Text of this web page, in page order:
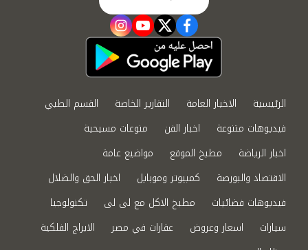
facebook
twitter
youtube
instagram
الرئيسية الاخبار العامة التقارير الخاصة
القسم الطبي
فيديوهات متنوعة
اخبار الفن
منوعات مسيحية
اخبار الرياضة
مطبخ الموقع
مواضيع عامة
الاقتصاد والبورصة
كمبيوتر وموبايل
اخبار الحق والضلال
فيديوهات فضائيات
مطبخ الاكل مع لى لى
تكنولوجيا
سيارات
اسعار وعروض عقارات في مصر
الابراج الفلكية